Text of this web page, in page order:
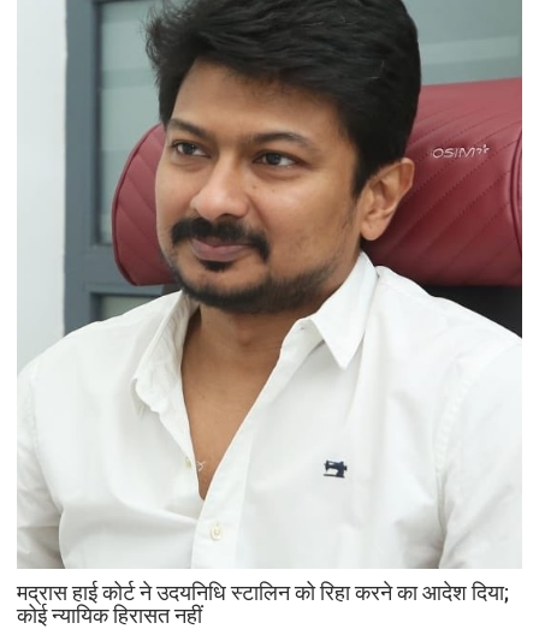
होगा
सुपुर्द-
ए-
खाक,
पर
मद्रास हाई कोर्ट ने उदयनिधि स्टालिन को रिहा करने का आदेश दिया;
कोई न्यायिक हिरासत नहीं